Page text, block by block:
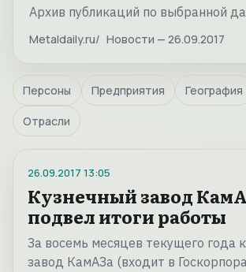
Архив публикаций по выбранной
Metaldaily.ru Новости — 26.09.2017
Персоны Предприятия География
Отрасли
26.09.2017 13:05
Кузнечный завод
подвел итоги работы
За восемь месяцев текущего года
завод КамАЗа (входит в